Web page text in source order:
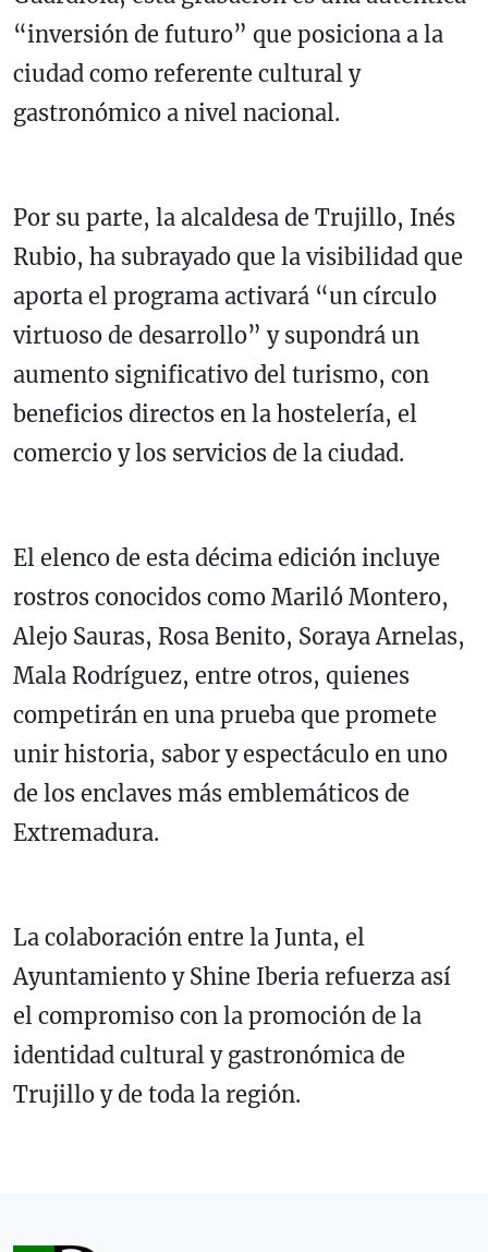
“inversión de futuro” que posiciona a la
ciudad como referente cultural y
gastronómico a nivel nacional.
Por su parte, la alcaldesa de Trujillo, Inés
Rubio, ha subrayado que la visibilidad que
aporta el programa activará “un círculo
virtuoso de desarrollo” y supondrá un
aumento significativo del turismo, con
beneficios directos en la hostelería, el
comercio y los servicios de la ciudad.
El elenco de esta décima edición incluye
rostros conocidos como Mariló Montero,
Alejo Sauras, Rosa Benito, Soraya Arnelas,
Mala Rodríguez, entre otros, quienes
competirán en una prueba que promete
unir historia, sabor y espectáculo en uno
de los enclaves más emblemáticos de
Extremadura.
La colaboración entre la Junta, el
Ayuntamiento y Shine Iberia refuerza así
el compromiso con la promoción de la
identidad cultural y gastronómica de
Trujillo y de toda la región.